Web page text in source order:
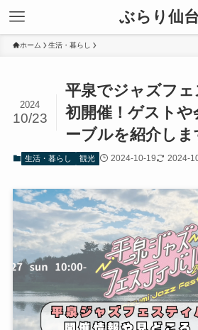
ぶらり仙台
ホーム 生活・暮らし
平泉でジャズフ
初開催！ゲスト
ーブルを紹介しま
2024
10/23
生活・暮らし 観光 2024-10-19 2024-